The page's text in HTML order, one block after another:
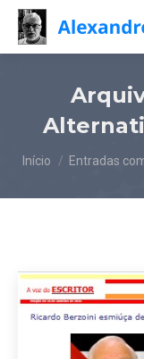
Você está aqui:
Início Entradas